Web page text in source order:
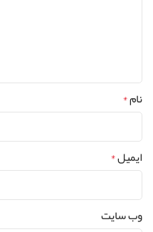
نام*
ایمیل*
وب‌ سایت